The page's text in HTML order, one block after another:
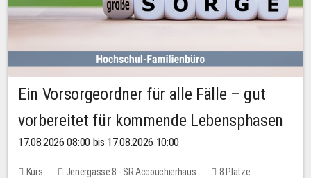
Ein Vorsorgeordner für alle Fälle – gut
vorbereitet für kommende Lebensphasen
17.08.2026 08:00 bis 17.08.2026 10:00
Kurs Jenergasse 8 - SR Accouchierhaus 8 Plätze